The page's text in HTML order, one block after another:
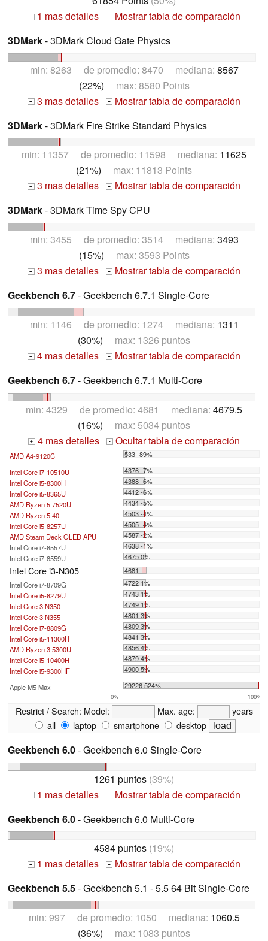
+ 1 mas detalles +
Mostrar tabla de comparación
3DMark- 3DMark Cloud Gate Physics
min: 8263 de promedio: 8470 mediana: 8567
(22%) max: 8580 Points
+ 3 mas detalles +
Mostrar tabla de comparación
3DMark- 3DMark Fire Strike Standard Physics
min: 11357 de promedio: 11598 mediana: 11625
(21%) max: 11813 Points
+ 3 mas detalles +
Mostrar tabla de comparación
3DMark- 3DMark Time Spy CPU
min: 3455 de promedio: 3514 mediana: 3493
(15%) max: 3593 Points
+ 3 mas detalles +
Mostrar tabla de comparación
Geekbench 6.7- Geekbench 6.7.1 Single-Core
min: 1146 de promedio: 1274 mediana: 1311
(30%) max: 1326 puntos
+ 4 mas detalles +
Mostrar tabla de comparación
Geekbench 6.7- Geekbench 6.7.1 Multi-Core
min: 4329 de promedio: 4681 mediana: 4679.5
(16%) max: 5034 puntos
+ 4 mas detalles - Ocultar tabla de comparación
AMD A4-9120C 533 -89%
...
Intel Core i7-10510U
4376 -7%
Intel Core i5-8300H
4388 -6%
Intel Core i5-8365U
4412 -6%
AMD Ryzen 5 7520U
4434 -5%
AMD Ryzen 5 40
4503 -4%
Intel Core i5-8257U
4505 -4%
AMD Steam Deck OLED APU
4587 -2%
Intel Core i7-8557U
4638 -1%
Intel Core i7-8559U
4675 0%
Intel Core i3-N305
4681
Intel Core i7-8709G
4722 1%
Intel Core i5-8279U
4743 1%
Intel Core 3 N350
4749 1%
Intel Core 3 N355
4801 3%
Intel Core i7-8809G
4809 3%
Intel Core i5-11300H
4841 3%
AMD Ryzen 3 5300U
4856 4%
Intel Core i5-10400H
4879 4%
Intel Core i5-9300HF
4900 5%
...
Apple M5 Max 29226 524%
0% 100%
Restrict / Search: Model: Max. age:
years
all
laptop smartphone desktop
Geekbench 6.0- Geekbench 6.0 Single-Core
1261 puntos (39%)
+ 1 mas detalles +
Mostrar tabla de comparación
Geekbench 6.0- Geekbench 6.0 Multi-Core
4584 puntos (19%)
+ 1 mas detalles +
Mostrar tabla de comparación
Geekbench 5.5- Geekbench 5.1 - 5.5 64 Bit Single-Core
min: 997 de promedio: 1050 mediana: 1060.5
(36%) max: 1083 puntos